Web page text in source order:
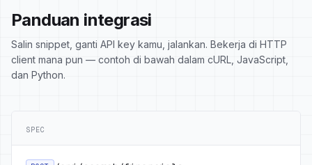
Panduan integrasi
Salin snippet, ganti API key kamu, jalankan. Bekerja di HTTP
client mana pun — contoh di bawah dalam cURL, JavaScript,
dan Python.
SPEC